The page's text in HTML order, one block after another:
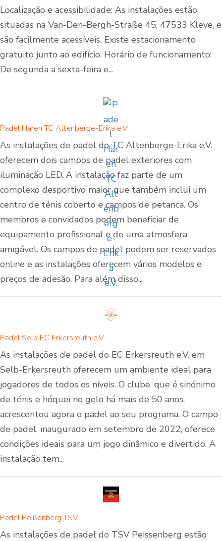
Localização e acessibilidade: As instalações estão
situadas na Van-Den-Bergh-Straße 45, 47533 Kleve, e
são facilmente acessíveis. Existe estacionamento
gratuito junto ao edifício. Horário de funcionamento:
De segunda a sexta-feira e...
Padel Haren TC Altenberge-Erika e.V.
As instalações de padel do TC Altenberge-Erika e.V.
oferecem dois campos de padel exteriores com
iluminação LED. A instalação faz parte de um
complexo desportivo maior que também inclui um
centro de ténis coberto e campos de petanca. Os
membros e convidados podem beneficiar de
equipamento profissional e de uma atmosfera
amigável. Os campos de padel podem ser reservados
online e as instalações oferecem vários modelos e
preços de adesão. Para além disso...
Padel Selb EC Erkersreuth e.V.
As instalações de padel do EC Erkersreuth e.V. em
Selb-Erkersreuth oferecem um ambiente ideal para
jogadores de todos os níveis. O clube, que é sinónimo
de ténis e hóquei no gelo há mais de 50 anos,
acrescentou agora o padel ao seu programa. O campo
de padel, inaugurado em setembro de 2022, oferece
condições ideais para um jogo dinâmico e divertido. A
instalação tem...
Padel Peißenberg TSV
As instalações de padel do TSV Peissenberg estão